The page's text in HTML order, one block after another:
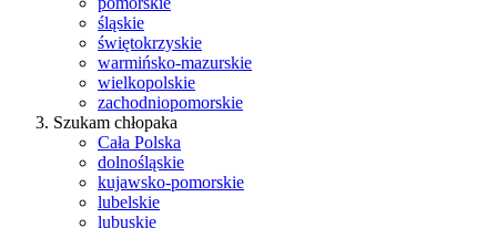
śląskie
świętokrzyskie
warmińsko-mazurskie
wielkopolskie
zachodniopomorskie
Szukam chłopaka
Cała Polska
dolnośląskie
kujawsko-pomorskie
lubelskie
lubuskie